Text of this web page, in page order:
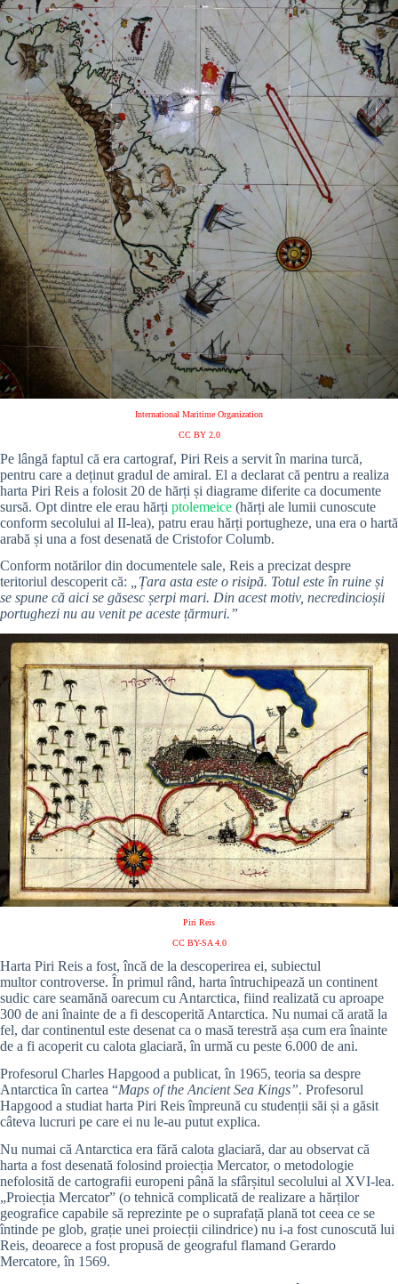
International Maritime Organization
CC BY 2.0
Pe lângă faptul că era cartograf, Piri Reis a servit în marina turcă,
pentru care a deținut gradul de amiral. El a declarat că pentru a realiza
harta Piri Reis a folosit 20 de hărți și diagrame diferite ca documente
sursă. Opt dintre ele erau hărți ptolemeice (hărți ale lumii cunoscute
conform secolului al II-lea), patru erau hărți portugheze, una era o hartă
arabă și una a fost desenată de Cristofor Columb.
Conform notărilor din documentele sale, Reis a precizat despre
teritoriul descoperit că:
„Țara asta este o risipă. Totul este în ruine și
se spune că aici se găsesc șerpi mari. Din acest motiv, necredincioșii
portughezi nu au venit pe aceste țărmuri.”
Piri Reis
CC BY-SA 4.0
Harta Piri Reis a fost, încă de la descoperirea ei, subiectul
multor controverse. În primul rând, harta întruchipează un continent
sudic care seamănă oarecum cu Antarctica, fiind realizată cu aproape
300 de ani înainte de a fi descoperită Antarctica. Nu numai că arată la
fel, dar continentul este desenat ca o masă terestră așa cum era înainte
de a fi acoperit cu calota glaciară, în urmă cu peste 6.000 de ani.
Profesorul Charles Hapgood a publicat, în 1965, teoria sa despre
Antarctica în cartea “Maps of the Ancient Sea Kings”. Profesorul
Hapgood a studiat harta Piri Reis împreună cu studenții săi și a găsit
câteva lucruri pe care ei nu le-au putut explica.
Nu numai că Antarctica era fără calota glaciară, dar au observat că
harta a fost desenată folosind proiecția Mercator, o metodologie
nefolosită de cartografii europeni până la sfârșitul secolului al XVI-lea.
„Proiecția Mercator” (o tehnică complicată de realizare a hărților
geografice capabile să reprezinte pe o suprafață plană tot ceea ce se
întinde pe glob, grație unei proiecții cilindrice) nu i-a fost cunoscută lui
Reis, deoarece a fost propusă de geograful flamand Gerardo
Mercatore, în 1569.